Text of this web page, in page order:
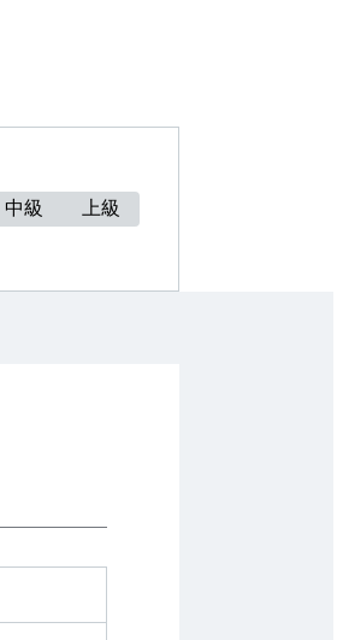
中級 上級